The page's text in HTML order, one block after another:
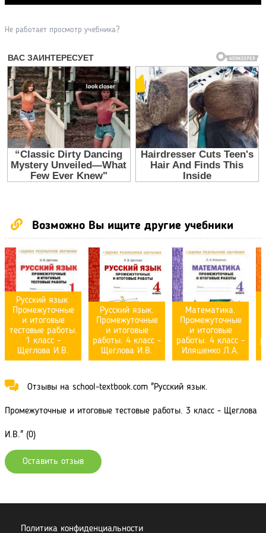
Не работает просмотр учебника?
Возможно Вы ищите другие учебники
Русский язык.
Промежуточные
и итоговые
тестовые работы.
1 класс -
Щеглова И.В.
Русский язык.
Промежуточные
и итоговые
работы. 4 класс -
Щеглова И.В.
Математика.
Промежуточные
и итоговые
работы. 4 класс -
Иляшенко Л.А.
Отзывы на school-textbook.com "Русский язык.
Промежуточные и итоговые тестовые работы. 3 класс - Щеглова
И.В." (0)
Оставить отзыв
Политика конфиденциальности